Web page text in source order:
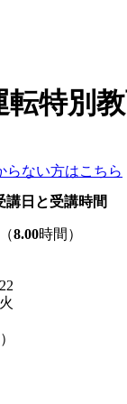
転特別
らない方はこちら
講日と受講時間
8.00時間）
22
火